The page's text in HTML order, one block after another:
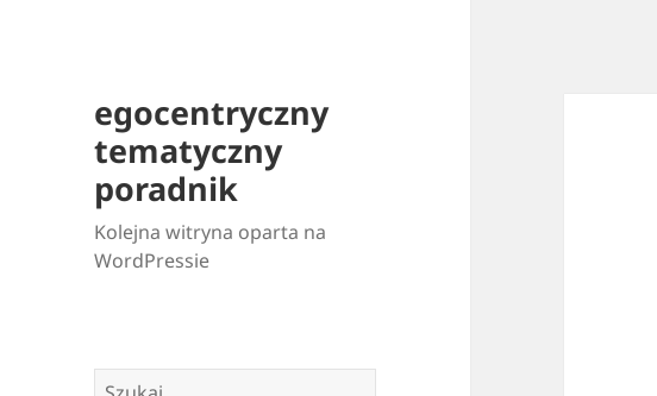
egocentryczny
tematyczny
poradnik
Kolejna witryna oparta na
WordPressie
Szukaj: